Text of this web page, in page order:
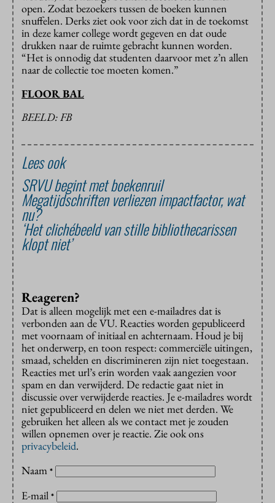
open. Zodat bezoekers tussen de boeken kunnen
snuffelen. Derks ziet ook voor zich dat in de toekomst
in deze kamer college wordt gegeven en dat oude
drukken naar de ruimte gebracht kunnen worden.
“Het is onnodig dat studenten daarvoor met z’n allen
naar de collectie toe moeten komen.”
FLOOR BAL
BEELD: FB
Lees ook
SRVU begint met boekenruil
Megatijdschriften verliezen impactfactor, wat
nu?
‘Het clichébeeld van stille bibliothecarissen
klopt niet’
Reageren?
Dat is alleen mogelijk met een e-mailadres dat is
verbonden aan de VU. Reacties worden gepubliceerd
met voornaam of initiaal en achternaam. Houd je bij
het onderwerp, en toon respect: commerciële uitingen,
smaad, schelden en discrimineren zijn niet toegestaan.
Reacties met url’s erin worden vaak aangezien voor
spam en dan verwijderd. De redactie gaat niet in
discussie over verwijderde reacties. Je e-mailadres wordt
niet gepubliceerd en delen we niet met derden. We
gebruiken het alleen als we contact met je zouden
willen opnemen over je reactie. Zie ook ons
privacybeleid.
Naam *
E-mail *